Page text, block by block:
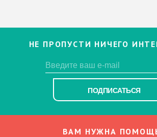
НЕ ПРОПУСТИ НИЧЕГО
ПОДПИСАТЬСЯ
ВАМ НУЖНА